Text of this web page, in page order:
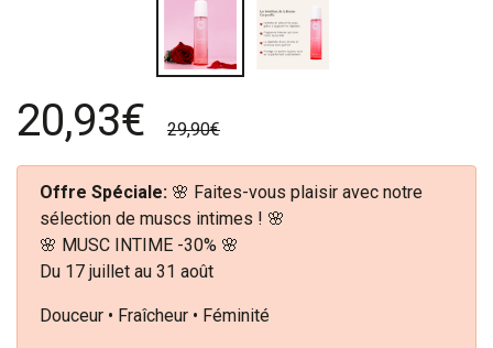
20,93€ 29,90€
Offre Spéciale: 🌸 Faites-vous plaisir avec notre
sélection de muscs intimes ! 🌸
🌸 MUSC INTIME -30% 🌸
Du 17 juillet au 31 août
Douceur • Fraîcheur • Féminité